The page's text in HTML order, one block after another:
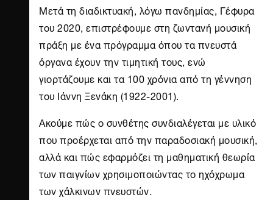
Μετά τη διαδικτυακή, λόγω πανδημίας, Γέφυρα
του 2020, επιστρέφουμε στη ζωντανή μουσική
πράξη με ένα πρόγραμμα όπου τα πνευστά
όργανα έχουν την τιμητική τους, ενώ
γιορτάζουμε και τα 100 χρόνια από τη γέννηση
του Ιάννη Ξενάκη (1922-2001).
Ακούμε πώς ο συνθέτης συνδιαλέγεται με υλικό
που προέρχεται από την παραδοσιακή μουσική,
αλλά και πώς εφαρμόζει τη μαθηματική θεωρία
των παιγνίων χρησιμοποιώντας το ηχόχρωμα
των χάλκινων πνευστών.